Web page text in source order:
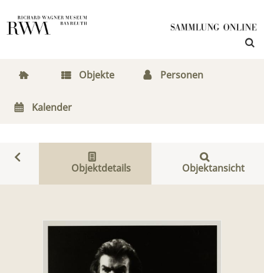
Objekte Personen
Kalender
Objektdetails Objektansicht